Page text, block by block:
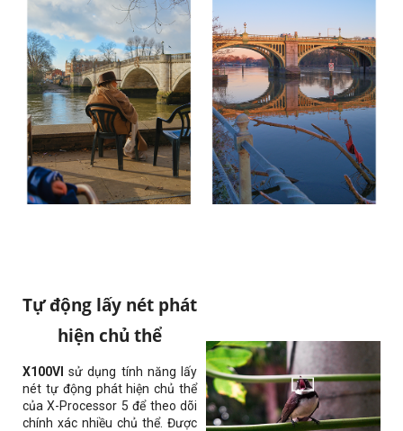
Tự động lấy nét phát
hiện chủ thể
X100VI sử dụng tính năng lấy
nét tự động phát hiện chủ thể
của X-Processor 5 để theo dõi
chính xác nhiều chủ thể. Được